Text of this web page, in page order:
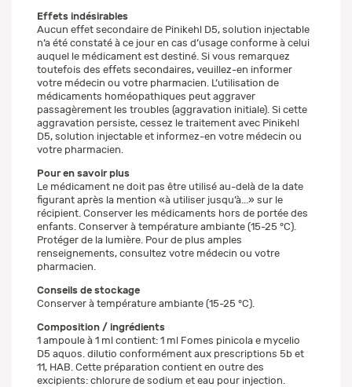
Effets indésirables
Aucun effet secondaire de Pinikehl D5, solution injectable
n’a été constaté à ce jour en cas d’usage conforme à celui
auquel le médicament est destiné. Si vous remarquez
toutefois des effets secondaires, veuillez-en informer
votre médecin ou votre pharmacien. L’utilisation de
médicaments homéopathiques peut aggraver
passagèrement les troubles (aggravation initiale). Si cette
aggravation persiste, cessez le traitement avec Pinikehl
D5, solution injectable et informez-en votre médecin ou
votre pharmacien.
Pour en savoir plus
Le médicament ne doit pas être utilisé au-delà de la date
figurant après la mention «à utiliser jusqu’à...» sur le
récipient. Conserver les médicaments hors de portée des
enfants. Conserver à température ambiante (15-25 °C).
Protéger de la lumière. Pour de plus amples
renseignements, consultez votre médecin ou votre
pharmacien.
Conseils de stockage
Conserver à température ambiante (15-25 °C).
Composition / ingrédients
1 ampoule à 1 ml contient: 1 ml Fomes pinicola e mycelio
D5 aquos. dilutio conformément aux prescriptions 5b et
11, HAB. Cette préparation contient en outre des
excipients: chlorure de sodium et eau pour injection.